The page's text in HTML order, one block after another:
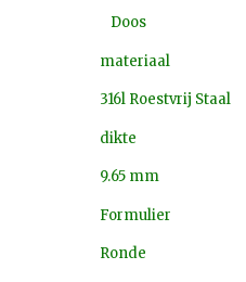
Doos
materiaal
316l Roestvrij Staal
dikte
9.65 mm
Formulier
Ronde